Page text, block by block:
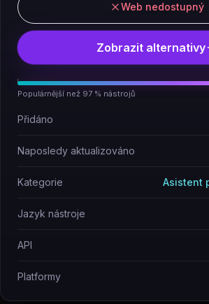
Web nedostupný
Zobrazit alternativy
Populárnější než 97 % nástrojů
Přidáno
Naposledy aktualizováno
Kategorie Asistent
Jazyk nástroje
API
Platformy